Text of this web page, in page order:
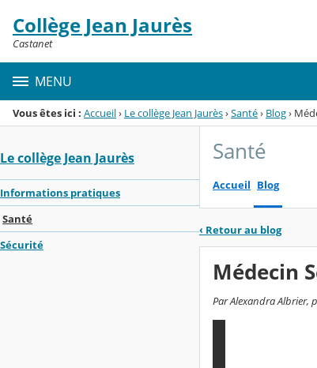
Menu de la rubrique
Contenu
Collège Jean Jaurès
Castanet
MENU
Vous êtes ici : Accueil› Le collège Jean Jaurès›Santé› Blog›
Le collège Jean Jaurès
Informations pratiques
Santé
Sécurité
Santé
Accueil Blog
‹ Retour au blog
Médecin
Par Alexandra Albrier,